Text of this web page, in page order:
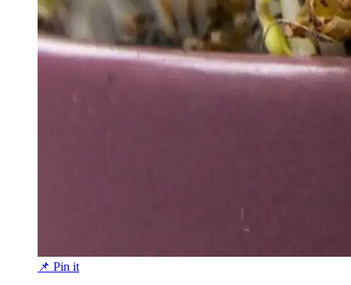
📌 Pin it